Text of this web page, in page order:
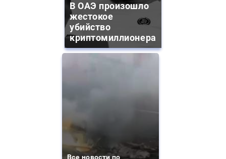
В ОАЭ произошло
жестокое
убийство
криптомиллионера
Все новости по